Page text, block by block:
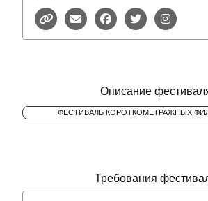
Описание
ФЕСТИВАЛЬ КОРОТКОМЕТРАЖНЫХ
Требования